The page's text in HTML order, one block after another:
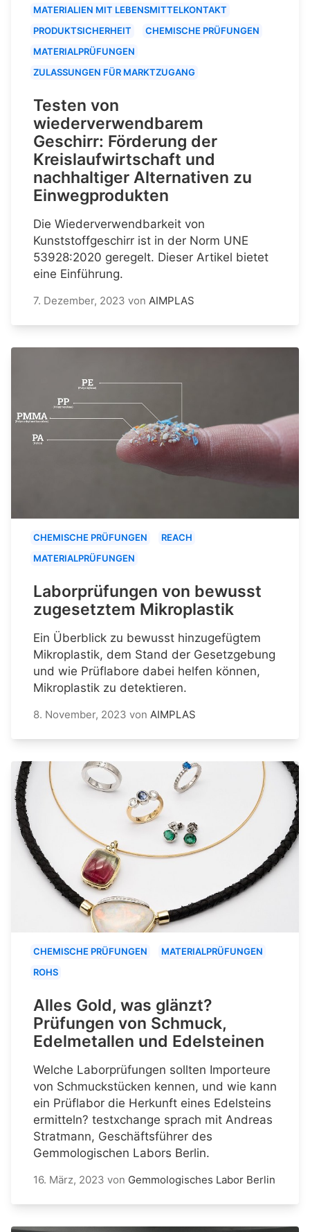
MATERIALIEN MIT LEBENSMITTELKONTAKT
PRODUKTSICHERHEIT
CHEMISCHE PRÜFUNGEN
MATERIALPRÜFUNGEN
ZULASSUNGEN FÜR MARKTZUGANG
Testen von
wiederverwendbarem
Geschirr: Förderung der
Kreislaufwirtschaft und
nachhaltiger Alternativen zu
Einwegprodukten
Die Wiederverwendbarkeit von
Kunststoffgeschirr ist in der Norm UNE
53928:2020 geregelt. Dieser Artikel bietet
eine Einführung.
7. Dezember, 2023 von AIMPLAS
CHEMISCHE PRÜFUNGEN
REACH
MATERIALPRÜFUNGEN
Laborprüfungen von bewusst
zugesetztem Mikroplastik
Ein Überblick zu bewusst hinzugefügtem
Mikroplastik, dem Stand der Gesetzgebung
und wie Prüflabore dabei helfen können,
Mikroplastik zu detektieren.
8. November, 2023 von AIMPLAS
CHEMISCHE PRÜFUNGEN
MATERIALPRÜFUNGEN
ROHS
Alles Gold, was glänzt?
Prüfungen von Schmuck,
Edelmetallen und Edelsteinen
Welche Laborprüfungen sollten Importeure
von Schmuckstücken kennen, und wie kann
ein Prüflabor die Herkunft eines Edelsteins
ermitteln? testxchange sprach mit Andreas
Stratmann, Geschäftsführer des
Gemmologischen Labors Berlin.
16. März, 2023 von Gemmologisches Labor Berlin